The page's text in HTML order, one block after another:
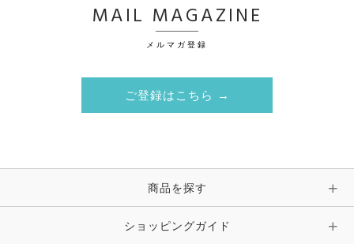
MAIL MAGAZINE
メルマガ登録
ご登録はこちら →
商品を探す
ショッピングガイド